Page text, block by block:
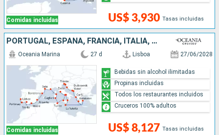
Comidas incluidas US$ 3,930 Tasas incluidas
PORTUGAL, ESPAÑA, FRANCIA, ITALIA, TÚNEZ, MALTA, GRECIA, MONTENEGRO, CROACIA
Comidas incluidas
Oceania Marina 27 d Lisboa 27/06/2028
US$ 8,127 Tasas incluidas
Bebidas sin alcohol ilimitadas
Propinas incluidas
Todos los restaurantes incluidos
Cruceros 100% adultos